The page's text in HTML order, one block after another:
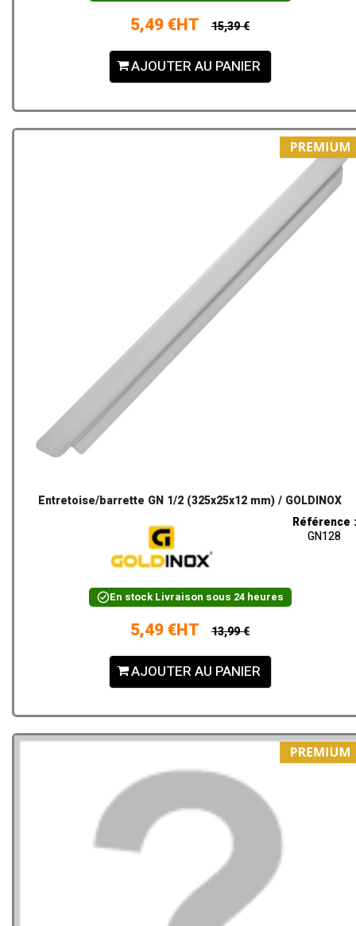
5,49 €HT 15,39 €
AJOUTER AU PANIER
Entretoise/barrette GN 1/2 (325x25x12 mm) / GOLDINOX
Référence :
GN128
En stockLivraison sous 24 heures
5,49 €HT 13,99 €
AJOUTER AU PANIER